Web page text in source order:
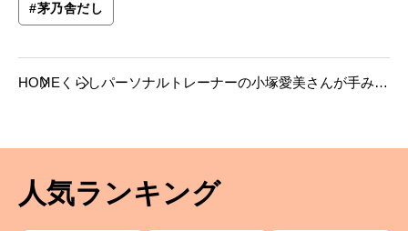
#茅乃舎だし
HOME くらしパーソナルトレーナーの小塚愛美さんが手みや
人気ランキング